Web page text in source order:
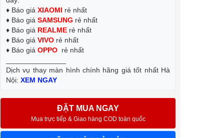
♦ Báo giá XIAOMI rẻ nhất
♦ Báo giá SAMSUNG rẻ nhất
♦ Báo giá REALME rẻ nhất
♦ Báo giá VIVO rẻ nhất
♦ Báo giá OPPO rẻ nhất
Dịch vụ thay màn hình chính hãng giá tốt nhất Hà
Nội: XEM NGAY
ĐẶT MUA NGAY
Mua trực tiếp & Giao hàng COD toàn quốc